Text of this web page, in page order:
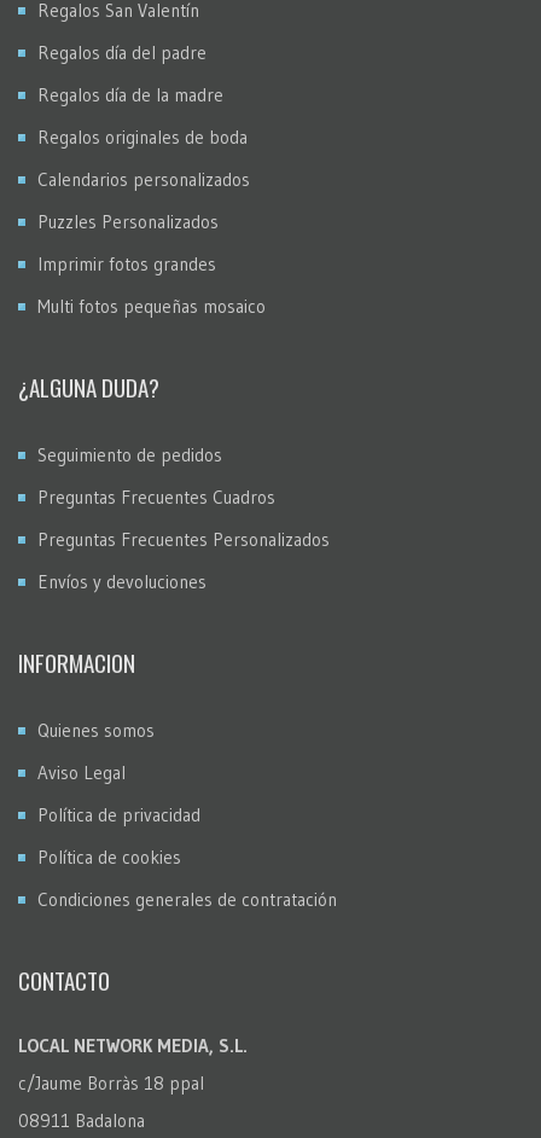
Regalos San Valentín
Regalos día del padre
Regalos día de la madre
Regalos originales de boda
Calendarios personalizados
Puzzles Personalizados
Imprimir fotos grandes
Multi fotos pequeñas mosaico
¿ALGUNA DUDA?
Seguimiento de pedidos
Preguntas Frecuentes Cuadros
Preguntas Frecuentes Personalizados
Envíos y devoluciones
INFORMACION
Quienes somos
Aviso Legal
Política de privacidad
Política de cookies
Condiciones generales de contratación
CONTACTO
LOCAL NETWORK MEDIA, S.L.
c/Jaume Borràs 18 ppal
08911 Badalona